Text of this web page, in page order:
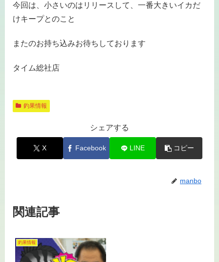
今回は、小さいのはリリースして、一番大きいイカだ
けキープとのこと
またのお持ち込みお待ちしております
タイム総社店
釣果情報
シェアする
X Facebook LINE コピー
manbo
関連記事
釣果情報